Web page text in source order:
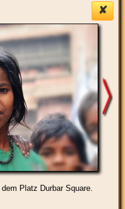
✘
Platz Durbar Square.